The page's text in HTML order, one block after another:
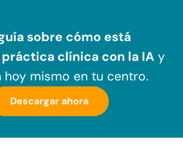
sobre cómo está
clínica con la IA y
hoy mismo en tu centro.
Descargar ahora